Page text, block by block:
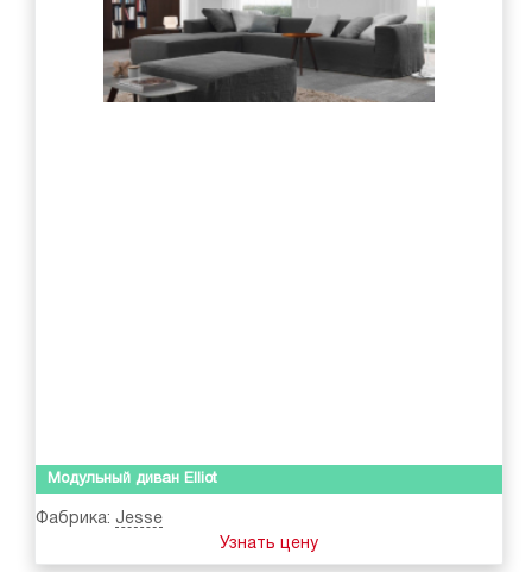
Модульный диван Elliot
Фабрика: Jesse
Узнать цену